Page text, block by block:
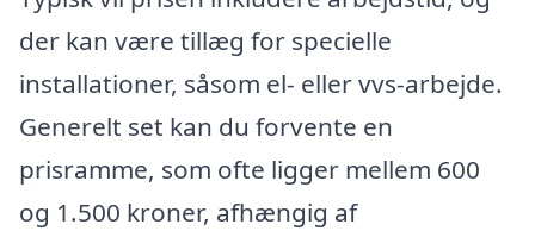
der kan være tillæg for specielle
installationer, såsom el- eller vvs-arbejde.
Generelt set kan du forvente en
prisramme, som ofte ligger mellem 600
og 1.500 kroner, afhængig af